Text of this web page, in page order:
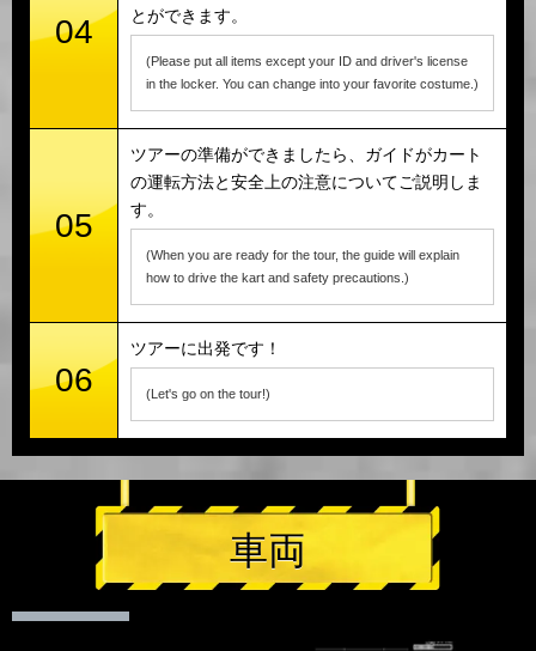
04
とができます。
(Please put all items except your ID and driver's license
in the locker. You can change into your favorite costume.)
05
ツアーの準備ができましたら、ガイドがカート
の運転方法と安全上の注意についてご説明しま
す。
(When you are ready for the tour, the guide will explain
how to drive the kart and safety precautions.)
06
ツアーに出発です！
(Let's go on the tour!)
車両